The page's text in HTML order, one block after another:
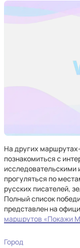
На других
познакомиться с
прогуляться по
русских писателей,
Полный список
представлен на
маршрутов «Покажи
Город